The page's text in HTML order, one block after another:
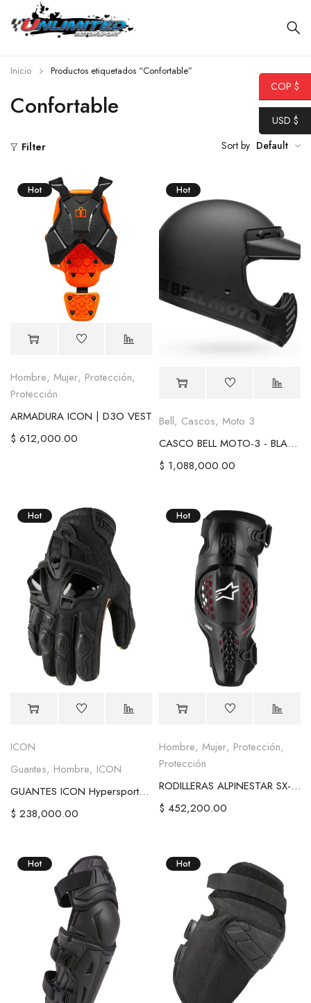
Confortable
Inicio Productos etiquetados “Confortable”
Filter Sort by Default
Hot
Hombre, Mujer, Protección,
Protección
ARMADURA ICON | D3O VEST
$ 612,000.00
Hot
Bell, Cascos, Moto 3
CASCO BELL MOTO-3 - BLACKOUT CLASSIC
$ 1,088,000.00
Hot
ICON
Guantes, Hombre, ICON
GUANTES ICON Hypersport™ Short Negros
$ 238,000.00
Hot
Hombre, Mujer, Protección,
Protección
RODILLERAS ALPINESTAR SX-1 PLASMA
$ 452,200.00
Hot Hot
COP $
USD $